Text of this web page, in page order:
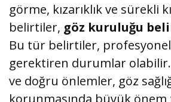
görme, kızarıklık ve sürekli
belirtiler, göz kuruluğu
Bu tür belirtiler, profesyonel
gerektiren durumlar
ve doğru önlemler, göz
korunmasında büyük önem